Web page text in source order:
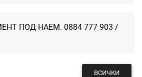
ПОД НАЕМ. 0884 777 903 /
ВСИЧКИ